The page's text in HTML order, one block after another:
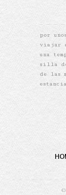
por
viajar
una
silla de
de las